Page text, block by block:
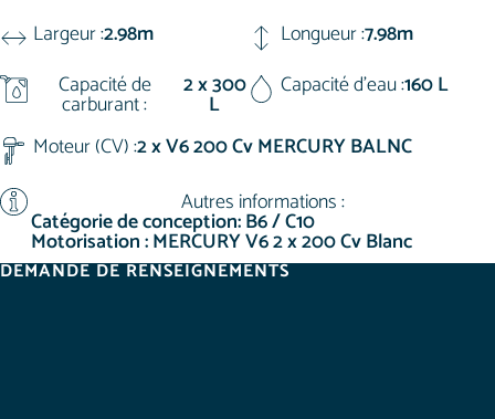
Largeur :2.98m Longueur :7.98m
Capacité de
carburant :
2 x 300
L
Capacité d'eau :160 L
Moteur (CV) :2 x V6 200 Cv MERCURY BALNC
Autres informations :
Catégorie de conception: B6 / C10
Motorisation : MERCURY V6 2 x 200 Cv Blanc
DEMANDE DE RENSEIGNEMENTS